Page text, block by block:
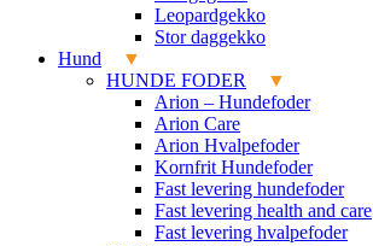
Leopardgekko
Stor daggekko
Hund
HUNDE FODER
Arion – Hundefoder
Arion Care
Arion Hvalpefoder
Kornfrit Hundefoder
Fast levering hundefoder
Fast levering health and care
Fast levering hvalpefoder